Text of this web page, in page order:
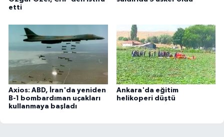
etti
Axios: ABD, İran'da yeniden
B-1 bombardıman uçakları
kullanmaya başladı
Ankara'da eğitim
helikoperi düştü